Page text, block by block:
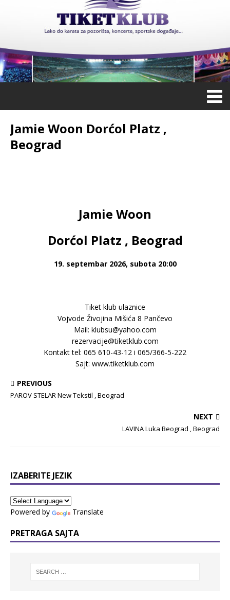
Jamie Woon Dorćol Platz ,
Beograd
Jamie Woon
Dorćol Platz , Beograd
19. septembar 2026, subota 20:00
Tiket klub ulaznice
Vojvode Živojina Mišića 8 Pančevo
Mail: klubsu@yahoo.com
rezervacije@tiketklub.com
Kontakt tel: 065 610-43-12 i 065/366-5-222
Sajt: www.tiketklub.com
PREVIOUS
PAROV STELAR New Tekstil , Beograd
NEXT
LAVINA Luka Beograd , Beograd
IZABERITE JEZIK
Powered by Translate
PRETRAGA SAJTA